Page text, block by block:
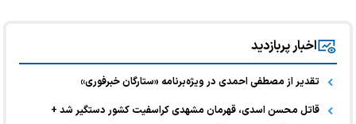
اخبار پربازدید
تقدیر از مصطفی احمدی در ویژه‌برنامه «ستارگان خبرفوری»
قاتل محسن اسدی، قهرمان مشهدی کراسفیت کشور دستگیر شد +